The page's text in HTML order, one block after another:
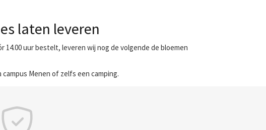
laten leveren
14.00 uur bestelt, leveren wij nog de volgende de bloemen
Menen of zelfs een camping.